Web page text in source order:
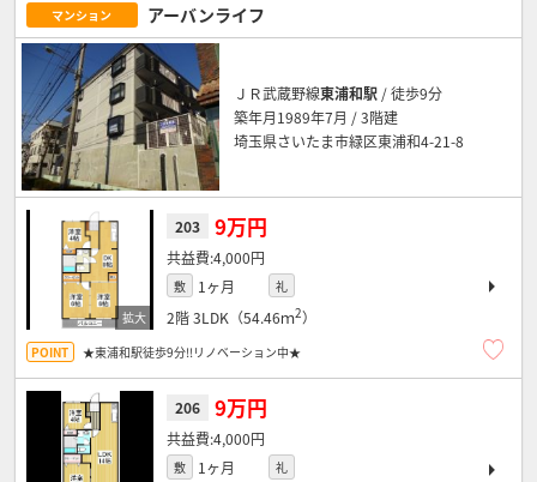
マンション アーバンライフ
ＪＲ武蔵野線東浦和駅 / 徒歩9分
築年月1989年7月 / 3階建
埼玉県さいたま市緑区東浦和4-21-8
203 9万円
4,000円
敷 1ヶ月 礼
2階3LDK（54.46ｍ2）
★東浦和駅徒歩9分!!リノベーション中★
206 9万円
4,000円
敷 1ヶ月 礼